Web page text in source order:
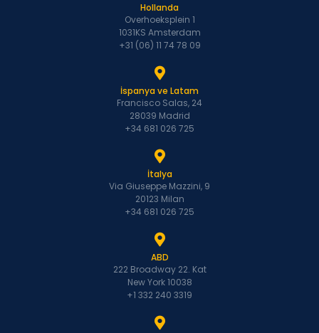
Hollanda
Overhoeksplein 1
1031KS Amsterdam
+31 (06) 11 74 78 09
İspanya ve Latam
Francisco Salas, 24
28039 Madrid
+34 681 026 725
İtalya
Via Giuseppe Mazzini, 9
20123 Milan
+34 681 026 725
ABD
222 Broadway 22. Kat
New York 10038
+1 332 240 3319